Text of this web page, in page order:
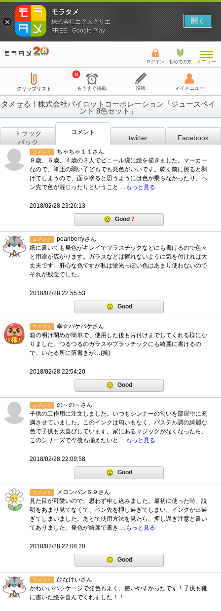
ログイン 初めての方 メニュー
クリップリスト もうすぐ掲載 投稿 マイメニュー
タメせる！株式会社パイロットコーポレーション「ジュースペイ
ント 8色セット」
トラック
バック
コメント
twitter Facebook
コメント
ちゃちゃ１１さん
８歳、６歳、４歳の３人でビニール袋に絵を描きました。マーカー
なので、筆圧の弱い子どもでも発色がいいです。乾く前に擦ると剥
げてしまうので、面を塗ると思うようには色が乗らなかったり、ペ
ン先で色が混じったりということ …もっと見る
2018/02/28 23:26:13
Good 7
コメント
pearlberryさん
紙に書いても発色がキレイでプラスチックなどにも書けるので色々
と用途が広がります。ガラスなどは擦れないように気を付ければ大
丈夫です。肝心な色ですが私は蛍光っぽい色はあまり使わないので
それが残念でした。
2018/02/28 22:55:53
Good
コメント
幸☆バケバケさん
箱の明け閉めが簡単で、使用した後も片付けまでしてくれる様にな
りました。つるつるのガラスやプラッチックにも綺麗に書けるの
で、いたる所に落書きが…(笑)
2018/02/28 22:54:20
Good
コメント
の～の～さん
子供の工作用に注文しました。いつもシンナーの匂いを部屋中に充
満させていました。このインクは匂いもなく、パステル調の綺麗な
色で子供も大喜びしています。家にあるマジックがなくなったら、
このシリーズで今後も揃えたいと …もっと見る
2018/02/28 22:09:58
Good
コメント
メロンパン６９さん
見た目が可愛いので、思わず申し込みました。最初に使った時、説
明をあまり見てなくて、ペン先を押し過ぎてしまい、インクが出過
ぎてしまいました。あとで使用方法を見たら、押し過ぎ注意と書い
てありました。発色が綺麗で書き …もっと見る
2018/02/28 22:08:20
Good
コメント
ひなけいさん
かわいいパッケージで発色もよく、使いやすかったです！子供も靴
に書いた絵を喜んでくれました！！
モラタメ
株式会社エクスクリエ
FREE - Google Play
開く